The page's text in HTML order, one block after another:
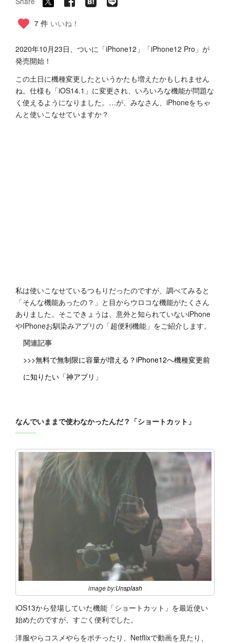
7 件 いいね！
2020年10月23日、ついに「iPhone12」「iPhone12 Pro」が
発売開始！
この土日に機種変更したというかたも増えたかもしれません
ね。仕様も「iOS14.1」に変更され、いろいろな機能が問題な
く使えるようになりました。…が、みなさん、iPhoneをちゃ
んと使いこなせていますか？
私は使いこなせているつもりだったのですが、調べてみると
「そんな機能あったの？」と目からウロコな機能がたくさん
ありました。そこできょうは、意外と知られていないiPhone
やIPhoneお馴染みアプリの「超便利機能」をご紹介します。
関連記事
>>>無料で無制限に容量が増える？iPhone12へ機種変更前
に知りたい「神アプリ」
なんでいままで使わなかったんだ？「ショートカット」
image by:Unsplash
iOS13から登場していた機能「ショートカット」を最近使い
始めたのですが、すごく便利でした。
洋服やらコスメやらをポチったり、Netflixで動画を見たり、